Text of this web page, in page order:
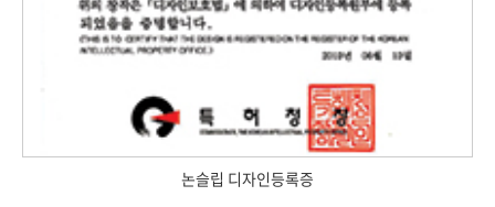
논슬립 디자인등록증